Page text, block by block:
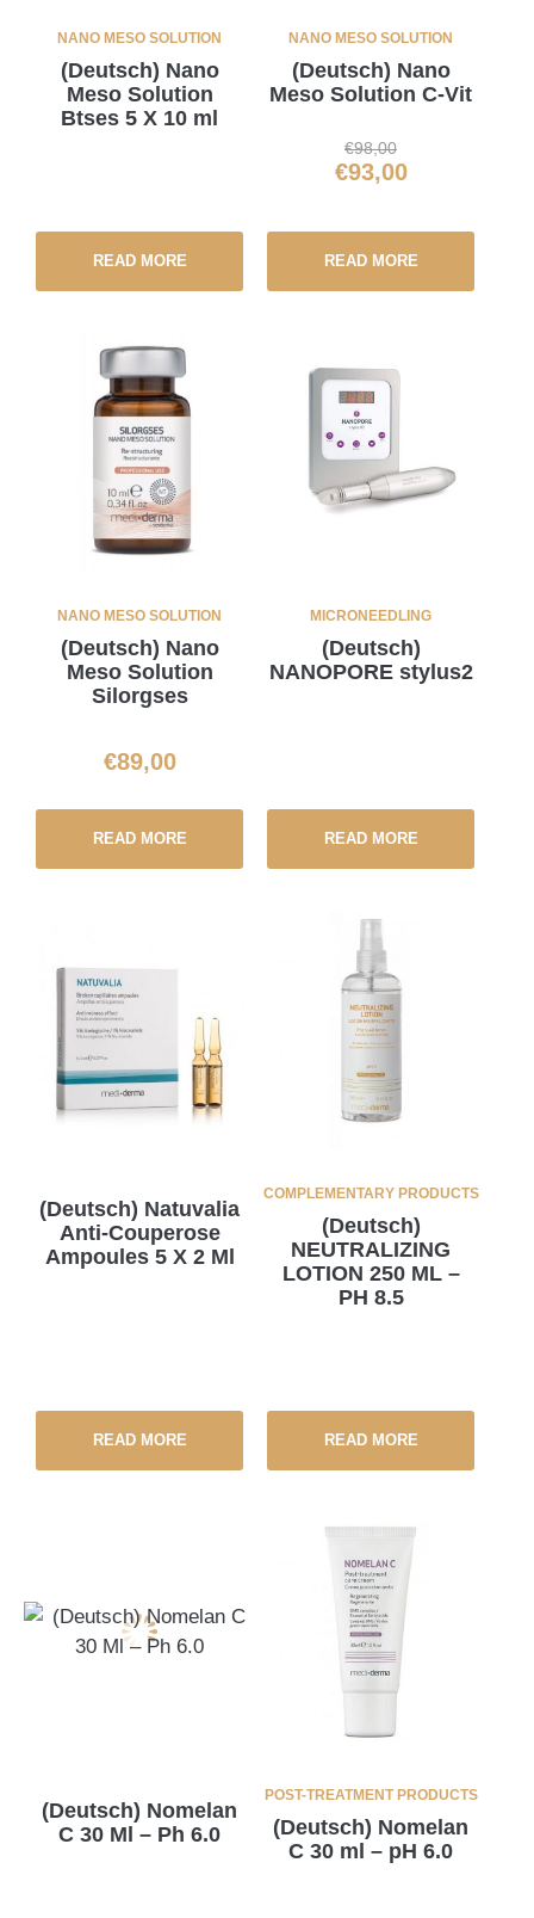
NANO MESO SOLUTION
(Deutsch) Nano
Meso Solution
Btses 5 X 10 ml
READ MORE
NANO MESO SOLUTION
(Deutsch) Nano
Meso Solution C-Vit
€98,00
€93,00
READ MORE
NANO MESO SOLUTION
(Deutsch) Nano
Meso Solution
Silorgses
€89,00
READ MORE
MICRONEEDLING
(Deutsch)
NANOPORE stylus2
READ MORE
(Deutsch) Natuvalia
Anti-Couperose
Ampoules 5 X 2 Ml
READ MORE
COMPLEMENTARY PRODUCTS
(Deutsch)
NEUTRALIZING
LOTION 250 ML –
PH 8.5
READ MORE
(Deutsch) Nomelan
C 30 Ml – Ph 6.0
POST-TREATMENT PRODUCTS
(Deutsch) Nomelan
C 30 ml – pH 6.0